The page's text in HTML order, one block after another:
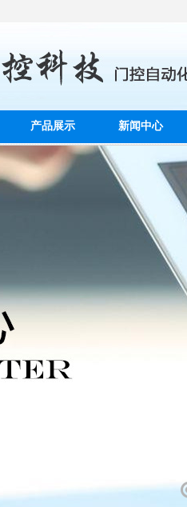
产品展示 新闻中心